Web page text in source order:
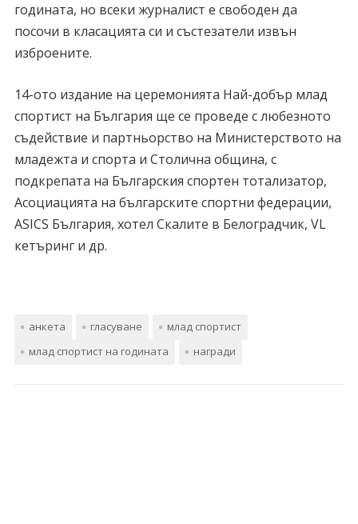
годината, но всеки журналист е свободен да
посочи в класацията си и състезатели извън
изброените.
14-ото издание на церемонията Най-добър млад
спортист на България ще се проведе с любезното
съдействие и партньорство на Министерството на
младежта и спорта и Столична община, с
подкрепата на Българския спортен тотализатор,
Асоциацията на българските спортни федерации,
ASICS България, хотел Скалите в Белоградчик, VL
кетъринг и др.
анкета гласуване
млад спортист
млад спортист на годината
награди